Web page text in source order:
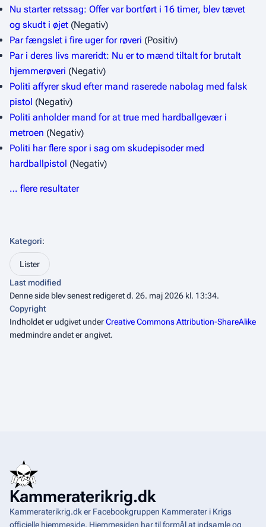
Nu starter retssag: Offer var bortført i 16 timer, blev tævet
og skudt i øjet (Negativ)
Par fængslet i fire uger for røveri (Positiv)
Par i deres livs mareridt: Nu er to mænd tiltalt for brutalt
hjemmerøveri (Negativ)
Politi affyrer skud efter mand raserede nabolag med falsk
pistol (Negativ)
Politi anholder mand for at true med hardballgevær i
metroen (Negativ)
Politi har flere spor i sag om skudepisoder med
hardballpistol (Negativ)
… flere resultater
Kategori:
Lister
Last modified
Denne side blev senest redigeret d. 26. maj 2026 kl. 13:34.
Copyright
Indholdet er udgivet underCreative Commons Attribution-ShareAlike
medmindre andet er angivet.
Kammeraterikrig.dk
Kammeraterikrig.dk er Facebookgruppen Kammerater i Krigs
officielle hjemmeside. Hjemmesiden har til formål at indsamle og